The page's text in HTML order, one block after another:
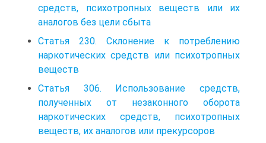
средств, психотропных веществ или их
аналогов без цели сбыта
Статья 230. Склонение к потреблению
наркотических средств или психотропных
веществ
Статья 306. Использование средств,
полученных от незаконного оборота
наркотических средств, психотропных
веществ, их аналогов или прекурсоров